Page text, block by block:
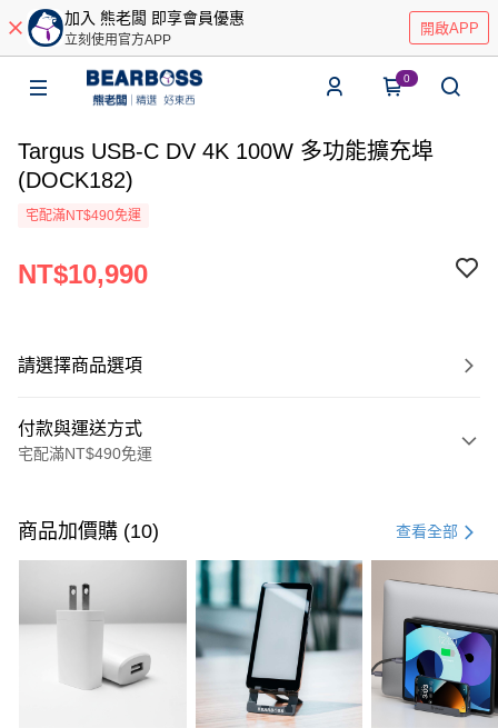
加入 熊老闆 即享會員優惠
立刻使用官方APP
開啟APP
0
Targus USB-C DV 4K 100W 多功能擴充埠
(DOCK182)
宅配滿NT$490免運
NT$10,990
請選擇商品選項
付款與運送方式
宅配滿NT$490免運
信用卡一次付款
3 期 0 利率 每期 NT$3,663
第一商業銀行
華南商業銀行
彰化商業銀行
上海商業儲蓄銀行
台北富邦商業銀行
兆豐國際商業銀行
NT$1,831 21家銀行
合作金庫商業銀行
第一商業銀行
彰化商業銀行
台北富邦商業銀行
商品加價購 (10) 查看全部